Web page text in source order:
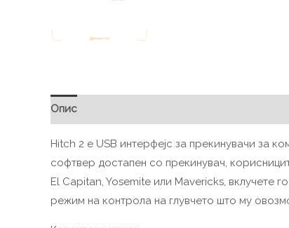
Опис
Hitch 2 е USB интерфејс за прекинувачи за
софтвер достапен со прекинувач,
El Capitan, Yosemite или Mavericks, вклучете
режим на контрола на глувчето што му